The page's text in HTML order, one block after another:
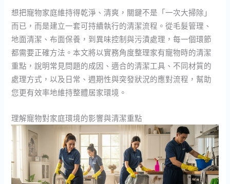
想把寵物家庭維持得乾淨、清爽，關鍵不是「一次大掃除」
而已，而是建立一套可持續執行的清潔流程。從毛髮管理、
地面清潔、布面保養，到異味控制與污漬處理，每一個環節
都需要正確方法。本文將以實務角度整理家有寵物時的清潔
重點，說明常見問題的成因、適合的清潔工具、不同材質的
處理方式，以及日常、週期性與突發狀況的應對流程，幫助
您更有效率地維持整體居家環境。
理解寵物對家庭環境的影響與清潔重點